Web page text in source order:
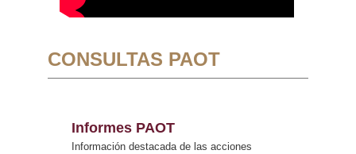
CONSULTAS PAOT
Informes PAOT
Información destacada de las acciones